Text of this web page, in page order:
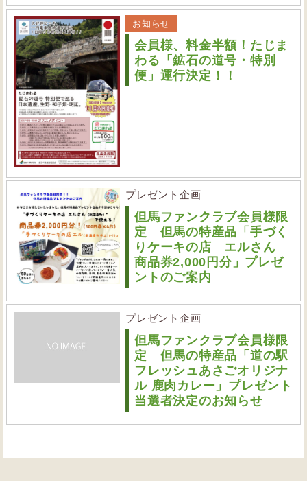
お知らせ
会員様、料金半額！たじま
わる「鉱石の道号・特別
便」運行決定！！
プレゼント企画
但馬ファンクラブ会員様限
定 但馬の特産品「手づく
りケーキの店 エルさん
商品券2,000円分」プレゼ
ントのご案内
プレゼント企画
但馬ファンクラブ会員様限
定 但馬の特産品「道の駅
フレッシュあさごオリジナ
ル 鹿肉カレー」プレゼント
当選者決定のお知らせ